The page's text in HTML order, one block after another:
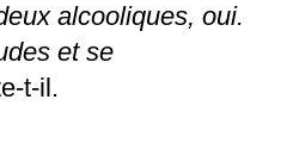
alcooliques, oui.
et se
t-il.